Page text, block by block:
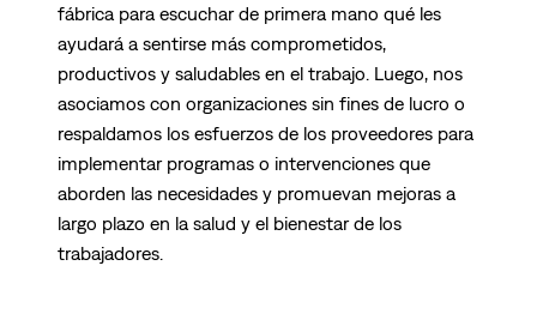
fábrica para escuchar de primera mano qué les
ayudará a sentirse más comprometidos,
productivos y saludables en el trabajo. Luego, nos
asociamos con organizaciones sin fines de lucro o
respaldamos los esfuerzos de los proveedores para
implementar programas o intervenciones que
aborden las necesidades y promuevan mejoras a
largo plazo en la salud y el bienestar de los
trabajadores.